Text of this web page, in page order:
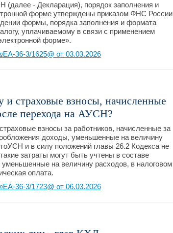
(далее - Декларация), порядок заполнения и
форме утверждены приказом ФНС России
формы, порядка заполнения и формата
уплачиваемому в связи с применением
форме».
36-3/1625@ от 03.03.2026
и страховые взносы, начисленные
перехода на АУСН?
взносы за работников, начисленные за
доходы, уменьшенные на величину
и в силу положений главы 26.2 Кодекса не
затраты могут быть учтены в составе
на величину расходов, в налоговом
оплата.
36-3/1723@ от 06.03.2026